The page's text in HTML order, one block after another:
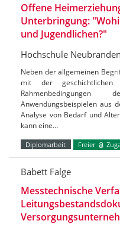
Offene
Unterbringung:
und Jugendlichen?"
Hochschule
Neben der allgemeinen
mit der geschichtlichen
Anwendungsbeispielen aus
Analyse von Bedarf und
kann eine…
Diplomarbeit Freier
Babett Falge
Messtechnische